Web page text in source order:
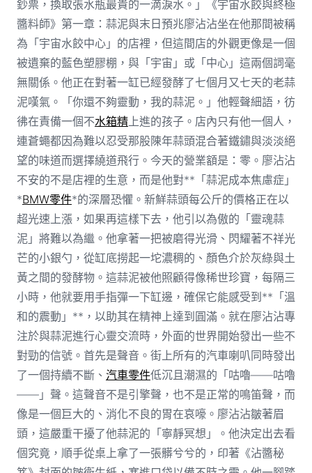
鈔票，換取張水瓶最貴的一滴淚水。」《宇宙水餃與終極
醬料師》第一章：蒜泥與末日預兆廖沾沾坐在他那間被稱
為「宇宙水餃中心」的店裡，但這間店的外觀更像是一個
被遺棄的藍色塑膠棚，與「宇宙」或「中心」這兩個詞毫
無關係。他正在對著一缸已經發酵了七個月又七天的老蒜
泥嘆氣。「你還不夠靈動，我的蒜泥。」他輕聲細語，彷
彿在責備一個不水箱精上進的孩子。店內只有他一個人，
連蒼蠅都因為難以忍受那股陳年蒜頭混合著鐵鏽與淡淡絕
望的味道而選擇繞道飛行。今天的營業額是：零。廖沾沾
不安的不是店裡的生意，而是他對**「蒜泥成本焦慮症」
*BMW零件*的深層恐懼。新鮮蒜頭每公斤的價格正在以
超光速上漲，如果再這樣下去，他引以為傲的「靈魂蒜
泥」將難以為繼。他拿著一把被磨得光滑、閃耀著不祥光
芒的小銀勺，從缸底撈起一坨濃稠的、顏色介於灰綠與土
黃之間的發酵物。這蒜泥被他照顧得像稀世珍寶，每隔三
小時，他就要用手指彈一下缸邊，確保它能感受到**「溫
和的震動」**，以助其在精神上達到圓滿。就在廖沾沾專
注於與蒜泥進行心靈交流時，外面的世界開始發出一些不
對勁的信號。首先是聲音。街上所有的汽車喇叭同時發出
了一個持續不斷、 汽車零件低沉且潮濕的「咕嚕——咕嚕
——」聲。這聲音不是引擎聲，也不是正常的鳴笛聲，而
像是一個巨大的、消化不良的胃在哀嚎。廖沾沾皺著眉
頭，這嚴重干擾了他蒜泥的「寧靜冥想」。他決定出去看
個究竟，順手從桌上拿了一張髒兮兮的，印著《沾醬秘